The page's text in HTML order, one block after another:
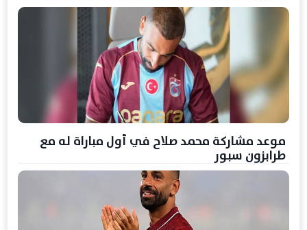
موعد مشاركة محمد صلاح في أول مباراة له مع
طرابزون سبور